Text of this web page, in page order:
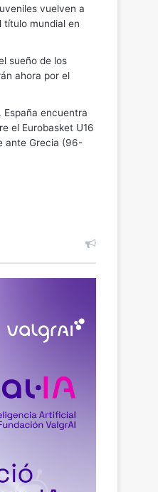
vuelven a
título mundial en
sueño de los
ahora por el
España encuentra
el Eurobasket U16
ante Grecia (96-